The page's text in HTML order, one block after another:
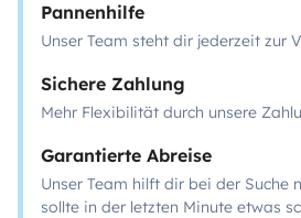
Pannenhilfe
Unser Team steht dir jederzeit zur
Sichere Zahlung
Mehr Flexibilität durch unsere
Garantierte Abreise
Unser Team hilft dir bei der Suche
sollte in der letzten Minute etwas